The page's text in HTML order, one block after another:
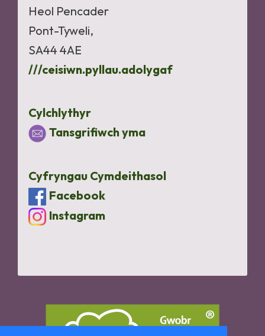
Heol Pencader
Pont-Tyweli,
SA44 4AE
///ceisiwn.pyllau.adolygaf
Cylchlythyr
Tansgrifiwch yma
Cyfryngau Cymdeithasol
Facebook
Instagram